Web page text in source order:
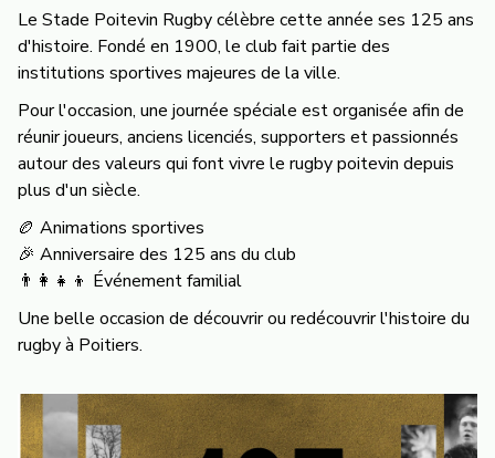
Le Stade Poitevin Rugby célèbre cette année ses 125 ans
d'histoire. Fondé en 1900, le club fait partie des
institutions sportives majeures de la ville.
Pour l'occasion, une journée spéciale est organisée afin de
réunir joueurs, anciens licenciés, supporters et passionnés
autour des valeurs qui font vivre le rugby poitevin depuis
plus d'un siècle.
🏉 Animations sportives
🎉 Anniversaire des 125 ans du club
👨‍👩‍👧‍👦 Événement familial
Une belle occasion de découvrir ou redécouvrir l'histoire du
rugby à Poitiers.